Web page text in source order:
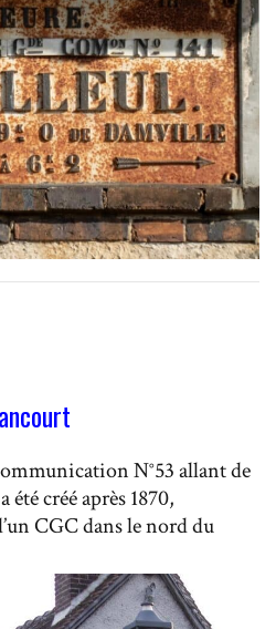
N°53 allant de
créé après 1870,
CGC dans le nord du